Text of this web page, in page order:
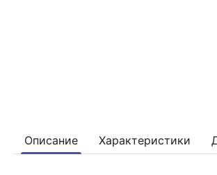
Описание Характеристики